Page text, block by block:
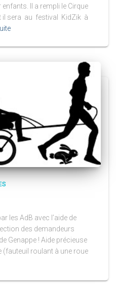
Il a rempli le Cirque
il sera au festival KidZik à
les AdB avec l’aide de
des demandeurs
Genappe ! Aide précieuse
(fauteuil roulant à une roue